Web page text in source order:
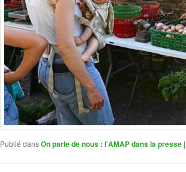
Publié dans On parle de nous : l'AMAP dans la presse |